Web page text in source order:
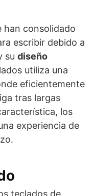
han consolidado
escribir debido a
su diseño
utiliza una
eficientemente
tras largas
los
experiencia de
teclados de